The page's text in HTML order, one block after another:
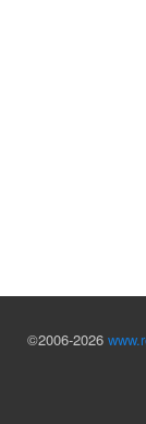
©2006-2026